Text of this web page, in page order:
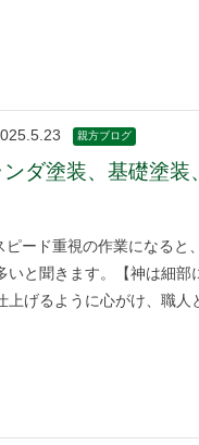
親方ブログ
ダ塗装、基礎塗装
ピード重視の作業になると
いと聞きます。【神は細部
上げるように心がけ、職